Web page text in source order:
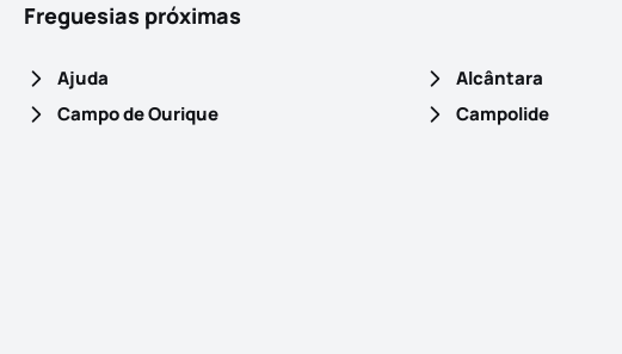
Freguesias próximas
Ajuda Alcântara
Campo de Ourique
Campolide